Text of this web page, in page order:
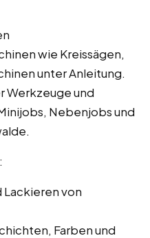
wie Kreissägen,
unter Anleitung.
Werkzeuge und
Nebenjobs und
:
Lackieren von
Farben und